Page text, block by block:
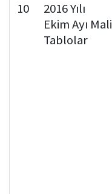
10
2016 Yılı
Ekim Ayı Mali
Tablolar